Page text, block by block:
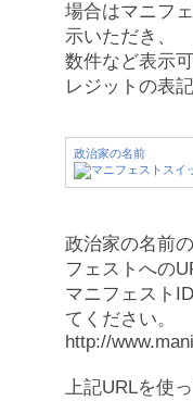
場合はマニフ
示いただき、
数件など表示
レジットの表
政治家の名前
政治家の名前
フェストへの
マニフェスト
てください。
http://
上記URLを使